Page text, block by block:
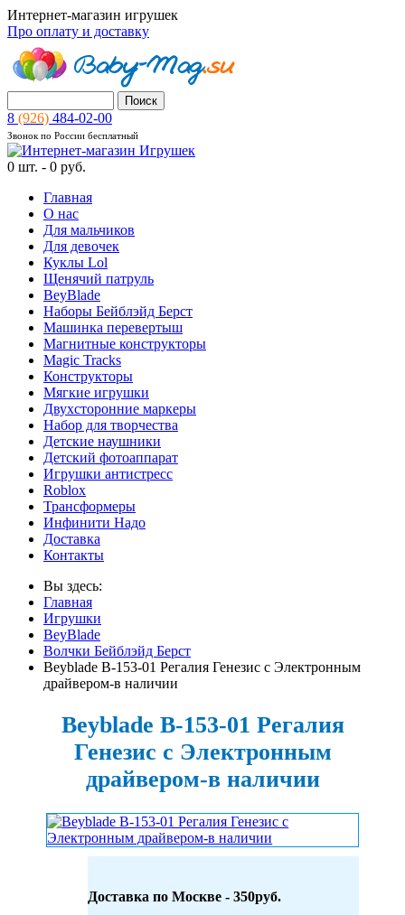
Интернет-магазин игрушек
Про оплату и доставку
8 (926) 484-02-00
Звонок по России бесплатный
0 шт. - 0 руб.
Главная
О нас
Для мальчиков
Для девочек
Куклы Lol
Щенячий патруль
BeyBlade
Наборы Бейблэйд Берст
Машинка перевертыш
Магнитные конструкторы
Magic Tracks
Конструкторы
Мягкие игрушки
Двухсторонние маркеры
Набор для творчества
Детские наушники
Детский фотоаппарат
Игрушки антистресс
Roblox
Трансформеры
Инфинити Надо
Доставка
Контакты
Вы здесь:
Главная
Игрушки
BeyBlade
Волчки Бейблэйд Берст
Beyblade B-153-01 Регалия Генезис с Электронным
драйвером-в наличии
Beyblade B-153-01 Регалия
Генезис с Электронным
драйвером-в наличии
Доставка по Москве - 350руб.